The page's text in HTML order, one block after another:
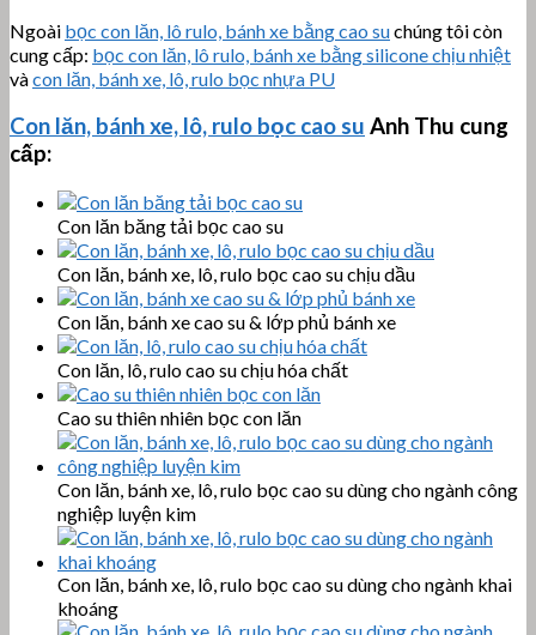
Ngoài bọc con lăn, lô rulo, bánh xe bằng cao suchúng tôi còn
cung cấp: bọc con lăn, lô rulo, bánh xe bằng silicone chịu nhiệt
vàcon lăn, bánh xe, lô, rulo bọc nhựa PU
Con lăn, bánh xe, lô, rulo bọc cao su Anh Thu cung
cấp:
Con lăn băng tải bọc cao su
Con lăn, bánh xe, lô, rulo bọc cao su chịu dầu
Con lăn, bánh xe cao su & lớp phủ bánh xe
Con lăn, lô, rulo cao su chịu hóa chất
Cao su thiên nhiên bọc con lăn
Con lăn, bánh xe, lô, rulo bọc cao su dùng cho ngành công
nghiệp luyện kim
Con lăn, bánh xe, lô, rulo bọc cao su dùng cho ngành khai
khoáng